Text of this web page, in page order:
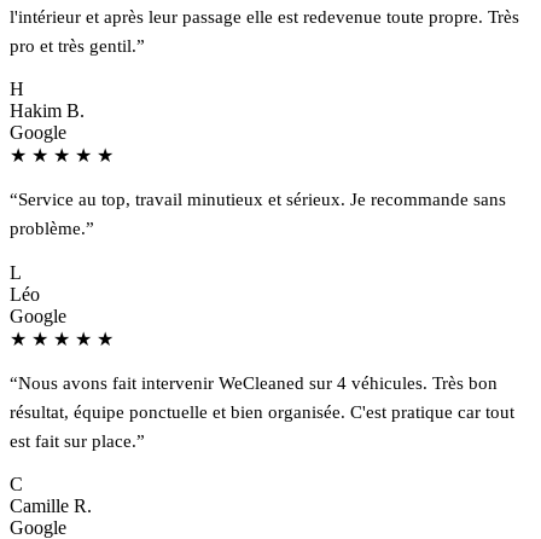
l'intérieur et après leur passage elle est redevenue toute propre. Très
pro et très gentil.”
H
Hakim B.
Google
★ ★ ★ ★ ★
“Service au top, travail minutieux et sérieux. Je recommande sans
problème.”
L
Léo
Google
★ ★ ★ ★ ★
“Nous avons fait intervenir WeCleaned sur 4 véhicules. Très bon
résultat, équipe ponctuelle et bien organisée. C'est pratique car tout
est fait sur place.”
C
Camille R.
Google